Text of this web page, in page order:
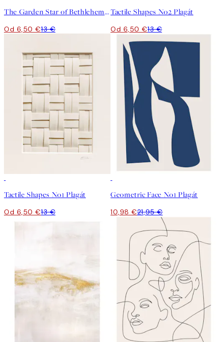
The Garden Star of Bethlehem Plagát
Od 6,50 €13 €
Tactile Shapes No2 Plagát
Od 6,50 €13 €
Tactile Shapes No1 Plagát
Od 6,50 €13 €
Geometric Face No1 Plagát
10,98 €21,95 €